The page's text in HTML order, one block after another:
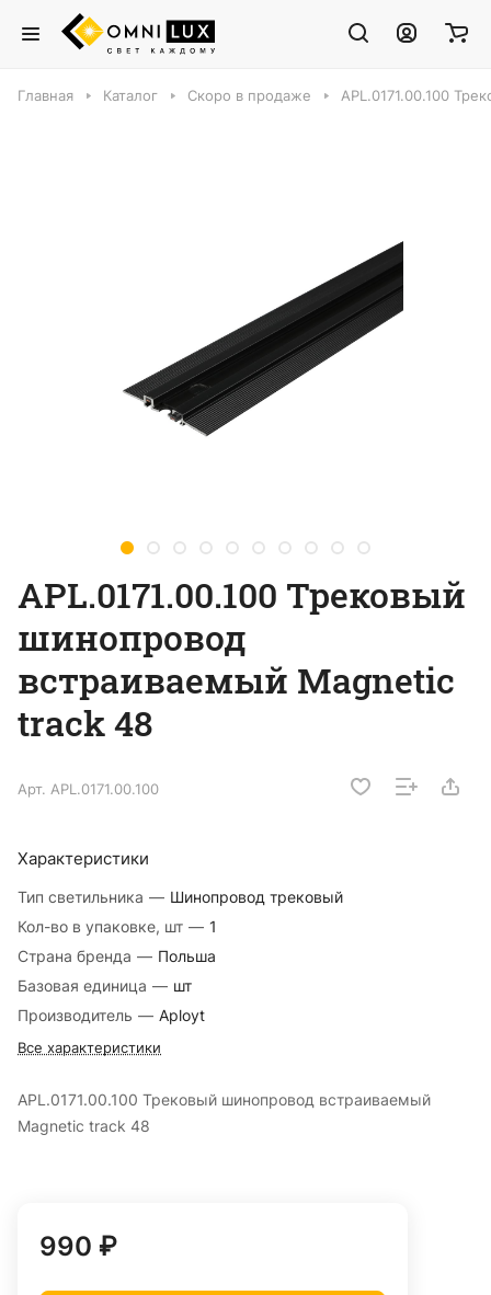
Главная Каталог Скоро в продаже APL.0171.00.100
APL.0171.00.100 Трековый
шинопровод
встраиваемый Magnetic
track 48
Арт. APL.0171.00.100
Характеристики
Тип светильника — Шинопровод трековый
Кол-во в упаковке, шт — 1
Страна бренда — Польша
Базовая единица — шт
Производитель — Aployt
Все характеристики
APL.0171.00.100 Трековый шинопровод встраиваемый
Magnetic track 48
990 ₽